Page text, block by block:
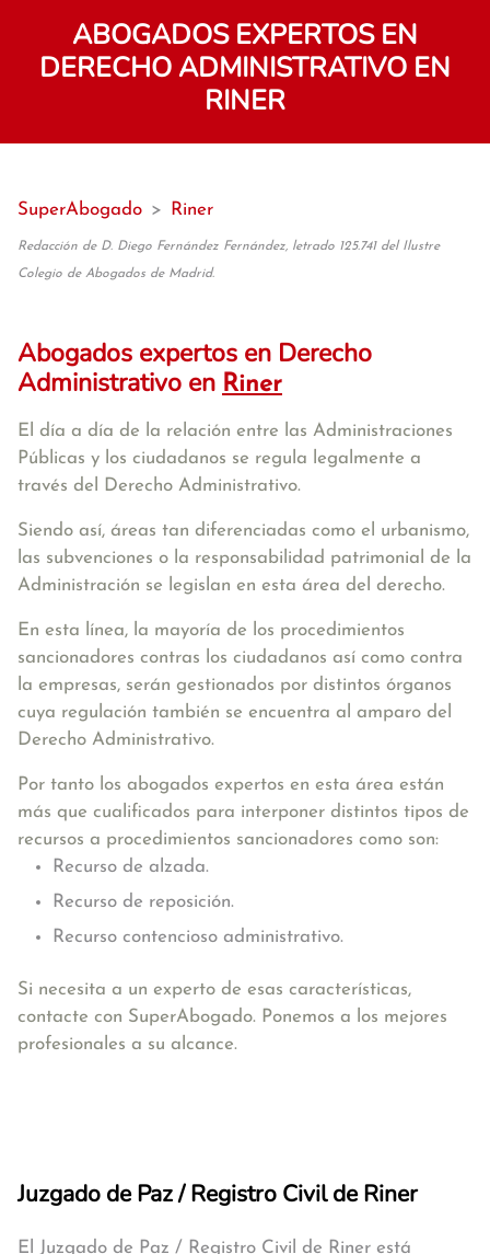
ABOGADOS EXPERTOS EN
DERECHO ADMINISTRATIVO EN
RINER
SuperAbogado > Riner
Redacción de D. Diego Fernández Fernández, letrado 125.741 del Ilustre
Colegio de Abogados de Madrid.
Abogados expertos en Derecho
Administrativo en Riner
El día a día de la relación entre las Administraciones
Públicas y los ciudadanos se regula legalmente a
través del Derecho Administrativo.
Siendo así, áreas tan diferenciadas como el urbanismo,
las subvenciones o la responsabilidad patrimonial de la
Administración se legislan en esta área del derecho.
En esta línea, la mayoría de los procedimientos
sancionadores contras los ciudadanos así como contra
la empresas, serán gestionados por distintos órganos
cuya regulación también se encuentra al amparo del
Derecho Administrativo.
Por tanto los abogados expertos en esta área están
más que cualificados para interponer distintos tipos de
recursos a procedimientos sancionadores como son:
Recurso de alzada.
Recurso de reposición.
Recurso contencioso administrativo.
Si necesita a un experto de esas características,
contacte con SuperAbogado. Ponemos a los mejores
profesionales a su alcance.
Juzgado de Paz / Registro Civil de Riner
El Juzgado de Paz / Registro Civil de Riner está